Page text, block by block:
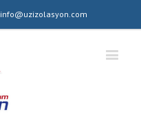
info@uzizolasyon.com